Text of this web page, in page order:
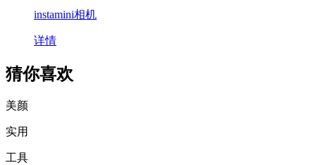
instamini相机
详情
猜你喜欢
美颜
实用
工具